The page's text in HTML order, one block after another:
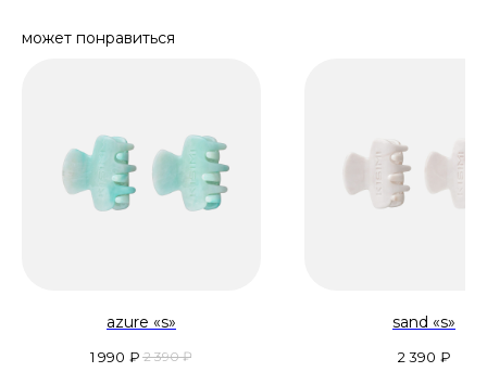
может понравиться
azure «s»
1 990 ₽ 2 390 ₽
sand «s»
2 390 ₽